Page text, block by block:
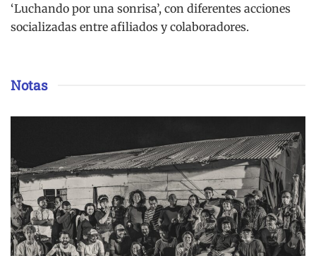
‘Luchando por una sonrisa’, con diferentes acciones
socializadas entre afiliados y colaboradores.
Notas